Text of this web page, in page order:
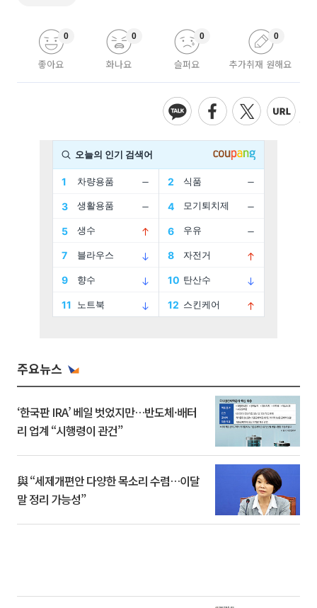
좋아요
0
화나요
0
슬퍼요
0
추가취재 원해요
0
주요뉴스
‘한국판 IRA’ 베일 벗었지만…반도체·배터
리 업계 “시행령이 관건”
與 “세제개편안 다양한 목소리 수렴…이달
말 정리 가능성”